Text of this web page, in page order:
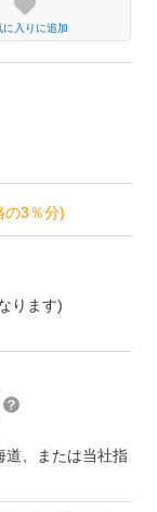
に入りに追加
の3％分)
ります)
、または当社指